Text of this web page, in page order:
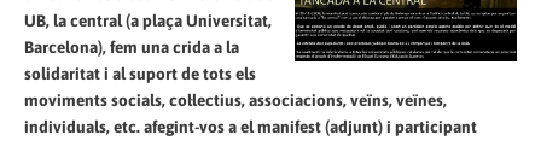
UB, la central (a plaça Universitat,
Barcelona), fem una crida a la
solidaritat i al suport de tots els
moviments socials, col·lectius, associacions, veïns, veïnes,
individuals, etc. afegint-vos a el manifest (adjunt) i participant